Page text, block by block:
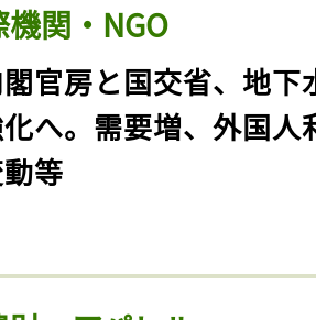
関・NGO
閣官房と国交省、地下
へ。需要増、外国人
等